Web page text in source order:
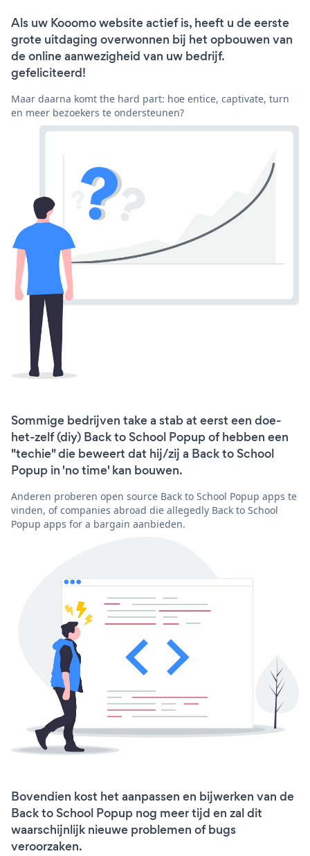
Als uw Kooomo website actief is, heeft u de eerste
grote uitdaging overwonnen bij het opbouwen van
de online aanwezigheid van uw bedrijf.
gefeliciteerd!
Maar daarna komt the hard part: hoe entice, captivate, turn
en meer bezoekers te ondersteunen?
Sommige bedrijven take a stab at eerst een doe-
het-zelf (diy) Back to School Popup of hebben een
"techie" die beweert dat hij/zij a Back to School
Popup in 'no time' kan bouwen.
Anderen proberen open source Back to School Popup apps te
vinden, of companies abroad die allegedly Back to School
Popup apps for a bargain aanbieden.
Bovendien kost het aanpassen en bijwerken van de
Back to School Popup nog meer tijd en zal dit
waarschijnlijk nieuwe problemen of bugs
veroorzaken.